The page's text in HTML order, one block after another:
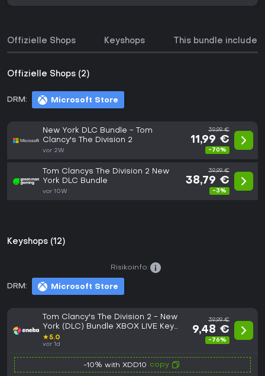
Offizielle Shops Keyshops This bundle includes
Offizielle Shops (2)
DRM: Microsoft Store
New York DLC Bundle - Tom
Clancy's The Division 2
vor 2W
39,99 €
11,99 €
-70%
Tom Clancys The Division 2 New
York DLC Bundle
vor 10W
39,99 €
38,79 €
-3%
Keyshops (12)
DRM: Microsoft Store
Risikoinfo:
Tom Clancy's The Division 2 - New
York (DLC) Bundle XBOX LIVE Key
EUROPE
★5.0
vor 1d
39,99 €
9,48 €
-76%
-10% with XDD10 copy